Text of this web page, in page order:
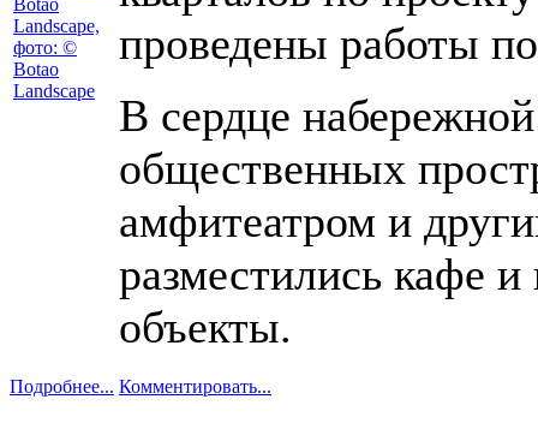
проведены работы
В сердце
общественных
амфитеатром и
разместились кафе
объекты.
Подробнее... Комментировать...